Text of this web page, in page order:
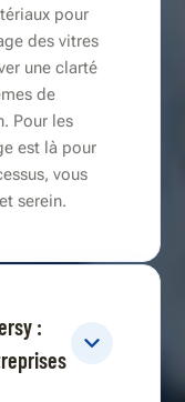
pour
des vitres
une clarté
de
Pour les
est là pour
vous
serein.
: